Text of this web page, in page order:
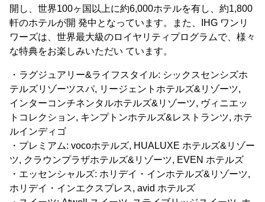
開し、世界100ヶ国以上に約6,000ホテルを有し、約1,800
軒のホテルが開 発中となっています。また、IHG ワンリ
ワーズは、世界最大級のロイヤリティプログラムで、様々
な特典をお楽しみいただい ています。
・ラグジュアリー&ライフスタイル: シックスセンシズホ
テルズリゾーツスパ, リージェントホテルズ&リゾーツ,
インターコンチネンタルホテルズ&リゾーツ, ヴィニエッ
トコレクション, キンプトンホテルズ&レストランツ, ホテ
ルインディゴ
・プレミアム: vocoホテルズ, HUALUXE ホテルズ&リゾー
ツ, クラウンプラザホテルズ&リゾーツ, EVEN ホテルズ
・エッセンシャルズ: ホリデイ・インホテルズ&リゾーツ,
ホリデイ・インエクスプレス, avid ホテルズ